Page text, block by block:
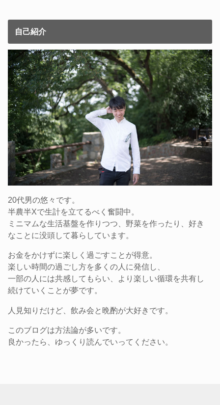
自己紹介
20代男の悠々です。
半農半Xで生計を立てるべく奮闘中。
ミニマムな生活基盤を作りつつ、野菜を作ったり、好き
なことに没頭して暮らしています。
お金をかけずに楽しく過ごすことが得意。
楽しい時間の過ごし方を多くの人に発信し、
一部の人には共感してもらい、より楽しい循環を共有し
続けていくことが夢です。
人見知りだけど、飲み会と晩酌が大好きです。
このブログは方法論が多いです。
良かったら、ゆっくり読んでいってください。